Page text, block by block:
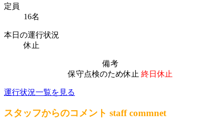
定員
16名
本日の運行状況
休止
備考
保守点検のため休止 終日休止
運行状況一覧を見る
スタッフからのコメント staff commnet